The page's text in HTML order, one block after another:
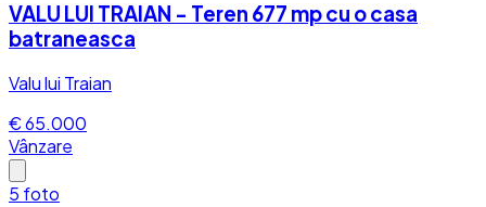
VALU LUI TRAIAN - Teren 677 mp cu o casa
batraneasca
Valu lui Traian
€ 65.000
Vânzare
5 foto